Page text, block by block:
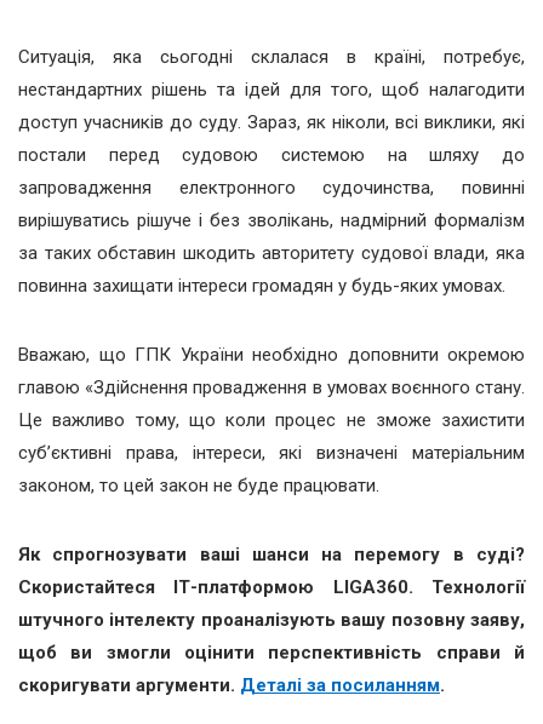
Ситуація, яка сьогодні склалася в країні, потребує,
нестандартних рішень та ідей для того, щоб налагодити
доступ учасників до суду. Зараз, як ніколи, всі виклики, які
постали перед судовою системою на шляху до
запровадження електронного судочинства, повинні
вирішуватись рішуче і без зволікань, надмірний формалізм
за таких обставин шкодить авторитету судової влади, яка
повинна захищати інтереси громадян у будь-яких умовах.
Вважаю, що ГПК України необхідно доповнити окремою
главою «Здійснення провадження в умовах воєнного стану.
Це важливо тому, що коли процес не зможе захистити
суб’єктивні права, інтереси, які визначені матеріальним
законом, то цей закон не буде працювати.
Як спрогнозувати ваші шанси на перемогу в суді?
Скористайтеся ІТ-платформою LIGA360. Технології
штучного інтелекту проаналізують вашу позовну заяву,
щоб ви змогли оцінити перспективність справи й
скоригувати аргументи. Деталі за посиланням.